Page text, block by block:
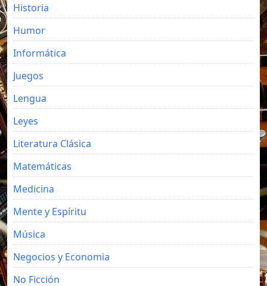
Historia
Humor
Informática
Juegos
Lengua
Leyes
Literatura Clásica
Matemáticas
Medicina
Mente y Espíritu
Música
Negocios y Economia
No Ficción